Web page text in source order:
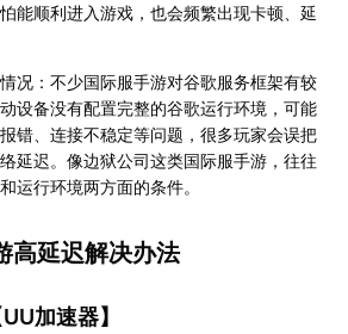
能顺利进入游戏，也会频繁出现卡顿、延
况：不少国际服手游对谷歌服务框架有较
设备没有配置完整的谷歌运行环境，可能
错、连接不稳定等问题，很多玩家会误把
延迟。像边狱公司这类国际服手游，往往
运行环境两方面的条件。
高延迟解决办法
UU加速器】